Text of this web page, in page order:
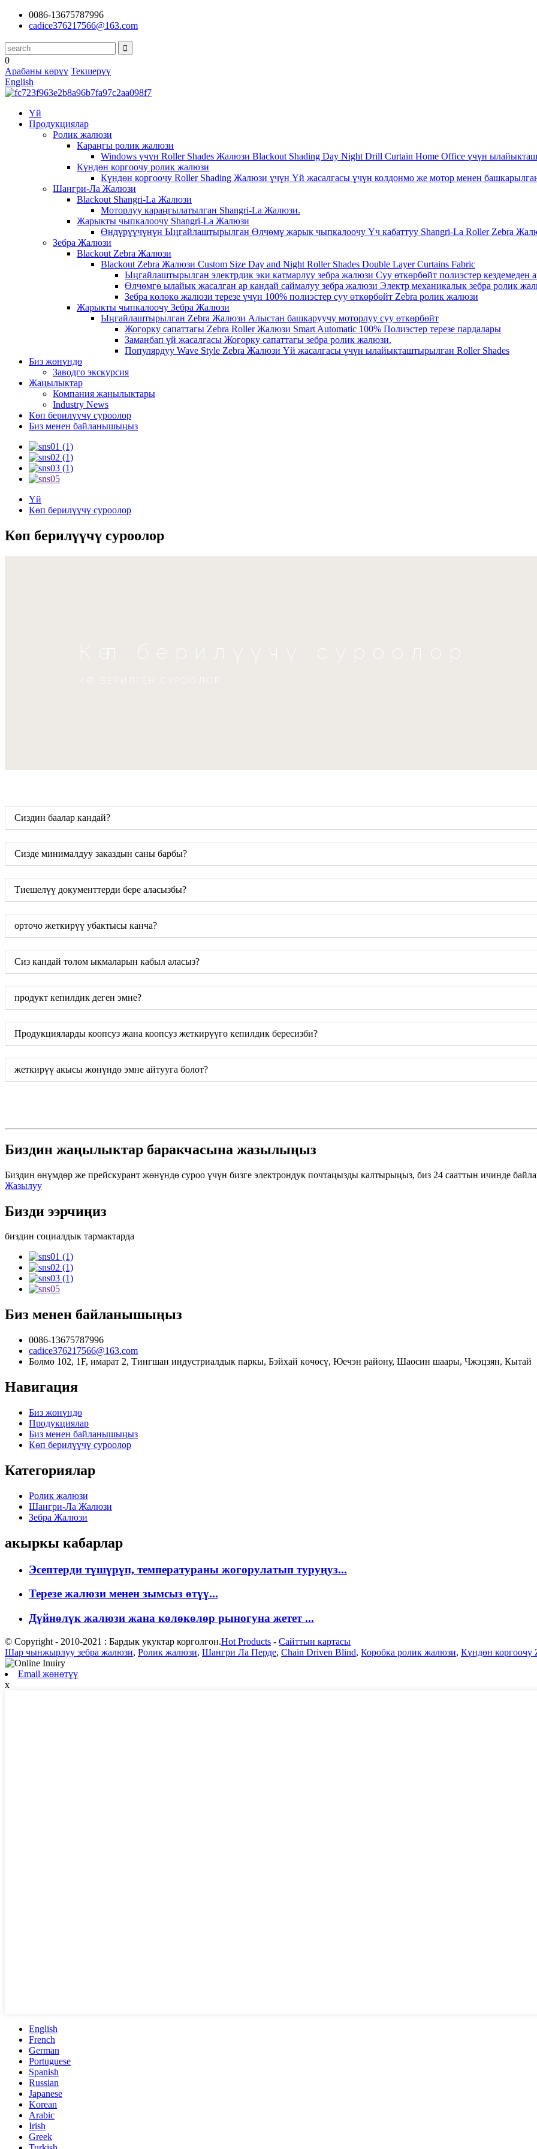
0086-13675787996
cadice376217566@163.com
0
Арабаны көрүү Текшерүү
English
Үй
Продукциялар
Ролик жалюзи
Караңгы ролик жалюзи
Windows үчүн Roller Shades Жалюзи Blackout Shading Day Night Drill Curtain Home Office үчүн
Күндөн коргоочу ролик жалюзи
Күндөн коргоочу Roller Shading Жалюзи үчүн Үй жасалгасы үчүн колдонмо же мотор менен
Шангри-Ла Жалюзи
Blackout Shangri-La Жалюзи
Моторлуу караңгылатылган Shangri-La Жалюзи.
Жарыкты чыпкалоочу Shangri-La Жалюзи
Өндүрүүчүнүн Ыңгайлаштырылган Өлчөмү жарык чыпкалоочу Үч кабаттуу Shangri-La Roller Zebra
Зебра Жалюзи
Blackout Zebra Жалюзи
Blackout Zebra Жалюзи Custom Size Day and Night Roller Shades Double Layer Curtains Fabric
Ыңгайлаштырылган электрдик эки катмарлуу зебра жалюзи Суу өткөрбөйт полиэстер кездемеден
Өлчөмгө ылайык жасалган ар кандай саймалуу зебра жалюзи Электр механикалык зебра ролик
Зебра көлөкө жалюзи терезе үчүн 100% полиэстер суу өткөрбөйт Zebra ролик жалюзи
Жарыкты чыпкалоочу Зебра Жалюзи
Ыңгайлаштырылган Zebra Жалюзи Алыстан башкаруучу моторлуу суу өткөрбөйт
Жогорку сапаттагы Zebra Roller Жалюзи Smart Automatic 100% Полиэстер терезе пардалары
Заманбап үй жасалгасы Жогорку сапаттагы зебра ролик жалюзи.
Популярдуу Wave Style Zebra Жалюзи Үй жасалгасы үчүн ылайыкташтырылган Roller Shades
Биз жөнүндө
Заводго экскурсия
Жаңылыктар
Компания жаңылыктары
Industry News
Көп берилүүчү суроолор
Биз менен байланышыңыз
Үй
Көп берилүүчү суроолор
Көп берилүүчү суроолор
Көп берилүүчү суроолор
Сиздин баалар кандай?
Сизде минималдуу заказдын саны барбы?
Тиешелүү документтерди бере аласызбы?
орточо жеткирүү убактысы канча?
Сиз кандай төлөм ыкмаларын кабыл аласыз?
продукт кепилдик деген эмне?
Продукцияларды коопсуз жана коопсуз жеткирүүгө кепилдик бересизби?
жеткирүү акысы жөнүндө эмне айтууга болот?
Биздин жаңылыктар баракчасына жазылыңыз
Биздин өнүмдөр же прейскурант жөнүндө суроо үчүн бизге электрондук почтаңызды калтырыңыз, биз 24 сааттын ичинде
Жазылуу
Бизди ээрчиңиз
биздин социалдык тармактарда
Биз менен байланышыңыз
0086-13675787996
cadice376217566@163.com
Бөлмө 102, 1F, имарат 2, Тингшан индустриалдык паркы, Бэйхай көчөсү, Юечэн району, Шаосин шаары, Чжэцзян, Кытай
Навигация
Биз жөнүндө
Продукциялар
Биз менен байланышыңыз
Көп берилүүчү суроолор
Категориялар
Ролик жалюзи
Шангри-Ла Жалюзи
Зебра Жалюзи
акыркы кабарлар
Эсептерди түшүрүп, температураны жогорулатып туруңуз...
Терезе жалюзи менен зымсыз өтүү...
Дүйнөлүк жалюзи жана көлөкөлөр рыногуна жетет ...
© Copyright - 2010-2021 : Бардык укуктар корголгон.Hot Products - Сайттын картасы
Шар чынжырлуу зебра жалюзи, Ролик жалюзи, Шангри Ла Перде, Chain Driven Blind, Коробка ролик жалюзи, Күндөн коргоочу
Email жөнөтүү
x
English
French
German
Portuguese
Spanish
Russian
Japanese
Korean
Arabic
Irish
Greek